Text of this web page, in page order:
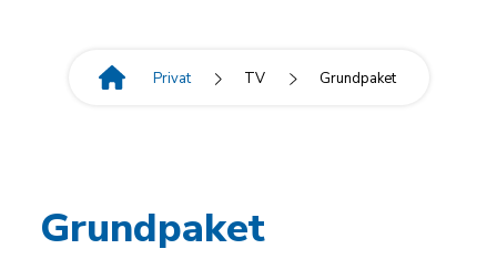
Privat TV Grundpaket
Grundpaket